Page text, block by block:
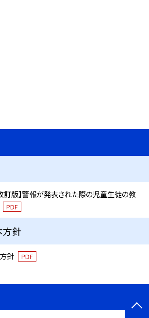
訂版】警報が発表された際の児童生徒の教
PDF
方針
針 PDF